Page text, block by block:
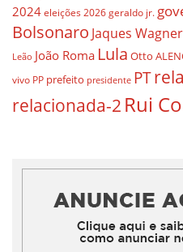
2024 eleições 2026 geraldo jr.
Bolsonaro Jaques Wagner
Leão João Roma Lula Otto
vivo PP prefeito presidente PT
relacionada-2 Rui